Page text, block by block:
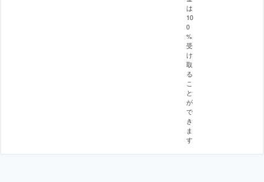
は
10
0
%
受
け
取
る
こ
と
が
で
き
ま
す